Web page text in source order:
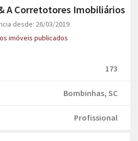
A Corretotores Imobiliários
desde: 26/03/2019
imóveis publicados
173
Bombinhas, SC
Profissional